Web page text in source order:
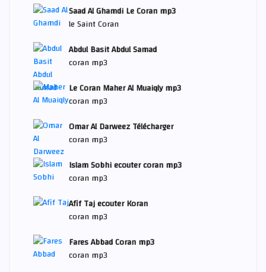
Saad Al Ghamdi Le Coran mp3
le Saint Coran
Abdul Basit Abdul Samad
coran mp3
Le Coran Maher Al Muaiqly mp3
coran mp3
Omar Al Darweez Télécharger
coran mp3
Islam Sobhi ecouter coran mp3
coran mp3
Afif Taj ecouter Koran
coran mp3
Fares Abbad Coran mp3
coran mp3